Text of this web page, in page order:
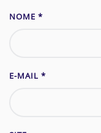
NOME *
E-MAIL *